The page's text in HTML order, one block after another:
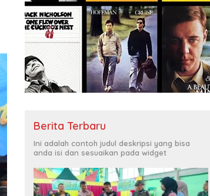
Berita Terbaru
Ini adalah contoh judul deskripsi yang bisa
anda isi dan sesuaikan pada widget